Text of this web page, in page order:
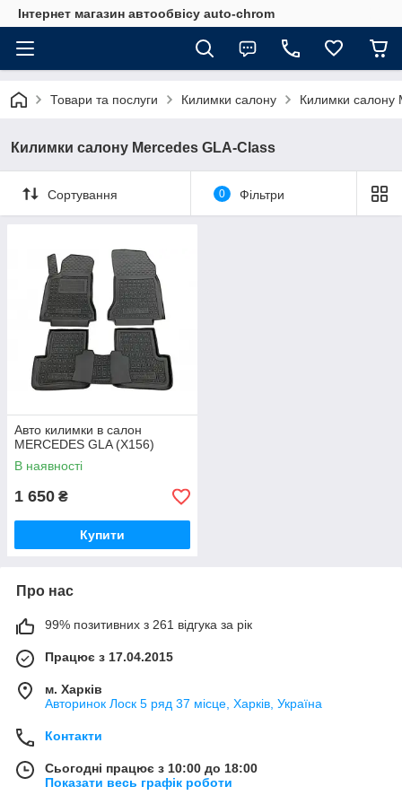
Інтернет магазин автообвісу auto-chrom
Товари та послуги Килимки салону Килимки салону
Килимки салону Mercedes GLA-Class
Сортування 0 Фільтри
Авто килимки в салон
MERCEDES GLA (X156)
В наявності
1 650 ₴
Купити
Про нас
99% позитивних з 261 відгука за рік
Працює з 17.04.2015
м. Харків
Авторинок Лоск 5 ряд 37 місце, Харків, Україна
Контакти
Сьогодні працює з 10:00 до 18:00
Показати весь графік роботи